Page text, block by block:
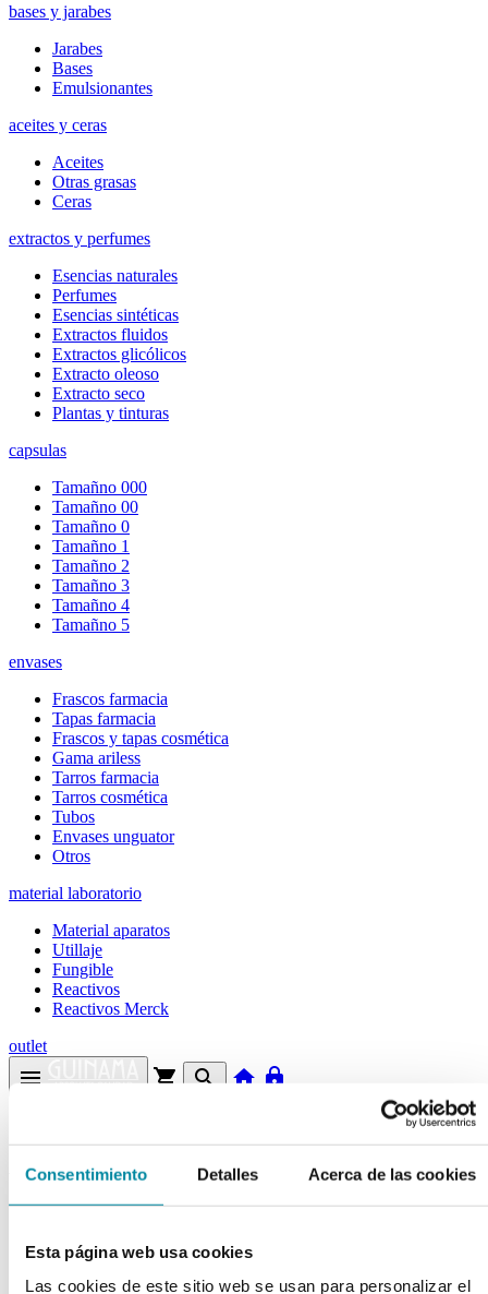
Consentimiento Detalles Acerca de las cookies
Esta página web usa cookies
Las cookies de este sitio web se usan para personalizar el
bases y jarabes
Jarabes
Bases
Emulsionantes
aceites y ceras
Aceites
Otras grasas
Ceras
extractos y perfumes
Esencias naturales
Perfumes
Esencias sintéticas
Extractos fluidos
Extractos glicólicos
Extracto oleoso
Extracto seco
Plantas y tinturas
capsulas
Tamañno 000
Tamañno 00
Tamañno 0
Tamañno 1
Tamañno 2
Tamañno 3
Tamañno 4
Tamañno 5
envases
Frascos farmacia
Tapas farmacia
Frascos y tapas cosmética
Gama ariless
Tarros farmacia
Tarros cosmética
Tubos
Envases unguator
Otros
material laboratorio
Material aparatos
Utillaje
Fungible
Reactivos
Reactivos Merck
outlet
menu shopping_cart search home lock
Actualmente se encuentra en:
Inicio >>
arrow_back